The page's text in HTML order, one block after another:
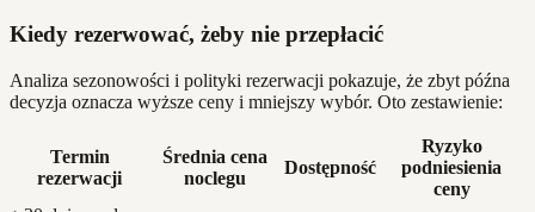
Kiedy rezerwować, żeby nie przepłacić
Analiza sezonowości i polityki rezerwacji pokazuje, że zbyt późna
decyzja oznacza wyższe ceny i mniejszy wybór. Oto zestawienie:
Termin
rezerwacji
Średnia cena
noclegu
Dostępność
Ryzyko
podniesienia
ceny